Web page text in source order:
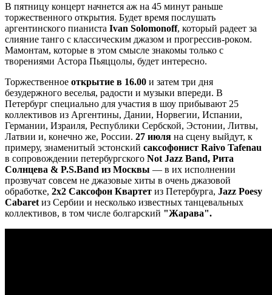
В пятницу концерт начнется аж на 45 минут раньше
торжественного открытия. Будет время послушать
аргентинского пианиста Ivan Solomonoff, который радеет за
слияние танго с классическим джазом и прогрессив-роком.
Мамонтам, которые в этом смысле знакомы только с
творениями Астора Пьяццолы, будет интересно.
Торжественное открытие в 16.00 и затем три дня
безудержного веселья, радости и музыки впереди. В
Петербург специально для участия в шоу прибывают 25
коллективов из Аргентины, Дании, Норвегии, Испании,
Германии, Израиля, Республики Сербской, Эстонии, Литвы,
Латвии и, конечно же, России. 27 июля на сцену выйдут, к
примеру, знаменитый эстонский саксофонист Raivo Tafenau
в сопровождении петербургского Not Jazz Band, Рита
Солнцева & P.S.Band из Москвы — в их исполнении
прозвучат совсем не джазовые хиты в очень джазовой
обработке, 2х2 Саксофон Квартет из Петербурга, Jazz Poesy
Cabaret из Сербии и несколько известных танцевальных
коллективов, в том числе болгарский "Жарава".